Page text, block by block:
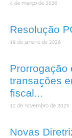
4 de março de 2026
Resolução
19 de janeiro de 2026
Prorrogação
transações
fiscal...
12 de novembro de 2025
Novas